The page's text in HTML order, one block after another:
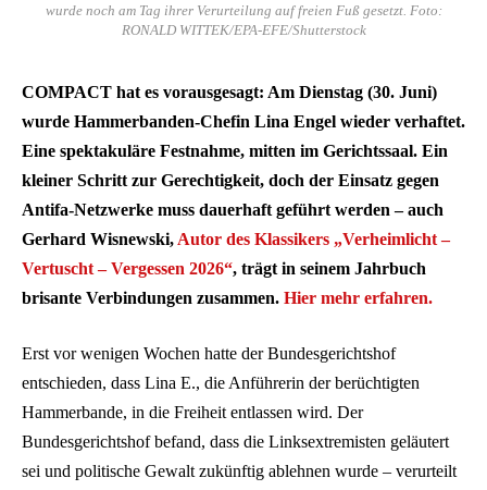
wurde noch am Tag ihrer Verurteilung auf freien Fuß gesetzt. Foto:
RONALD WITTEK/EPA-EFE/Shutterstock
COMPACT hat es vorausgesagt: Am Dienstag (30. Juni)
wurde Hammerbanden-Chefin Lina Engel wieder verhaftet.
Eine spektakuläre Festnahme, mitten im Gerichtssaal. Ein
kleiner Schritt zur Gerechtigkeit, doch der Einsatz gegen
Antifa-Netzwerke muss dauerhaft geführt werden – auch
Gerhard Wisnewski, Autor des Klassikers „Verheimlicht –
Vertuscht – Vergessen 2026“, trägt in seinem Jahrbuch
brisante Verbindungen zusammen. Hier mehr erfahren.
Erst vor wenigen Wochen hatte der Bundesgerichtshof
entschieden, dass Lina E., die Anführerin der berüchtigten
Hammerbande, in die Freiheit entlassen wird. Der
Bundesgerichtshof befand, dass die Linksextremisten geläutert
sei und politische Gewalt zukünftig ablehnen wurde – verurteilt